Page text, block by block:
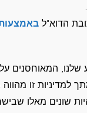
הדוא"ל
המאוחסנים
למדיניות זו
שונים מאלו